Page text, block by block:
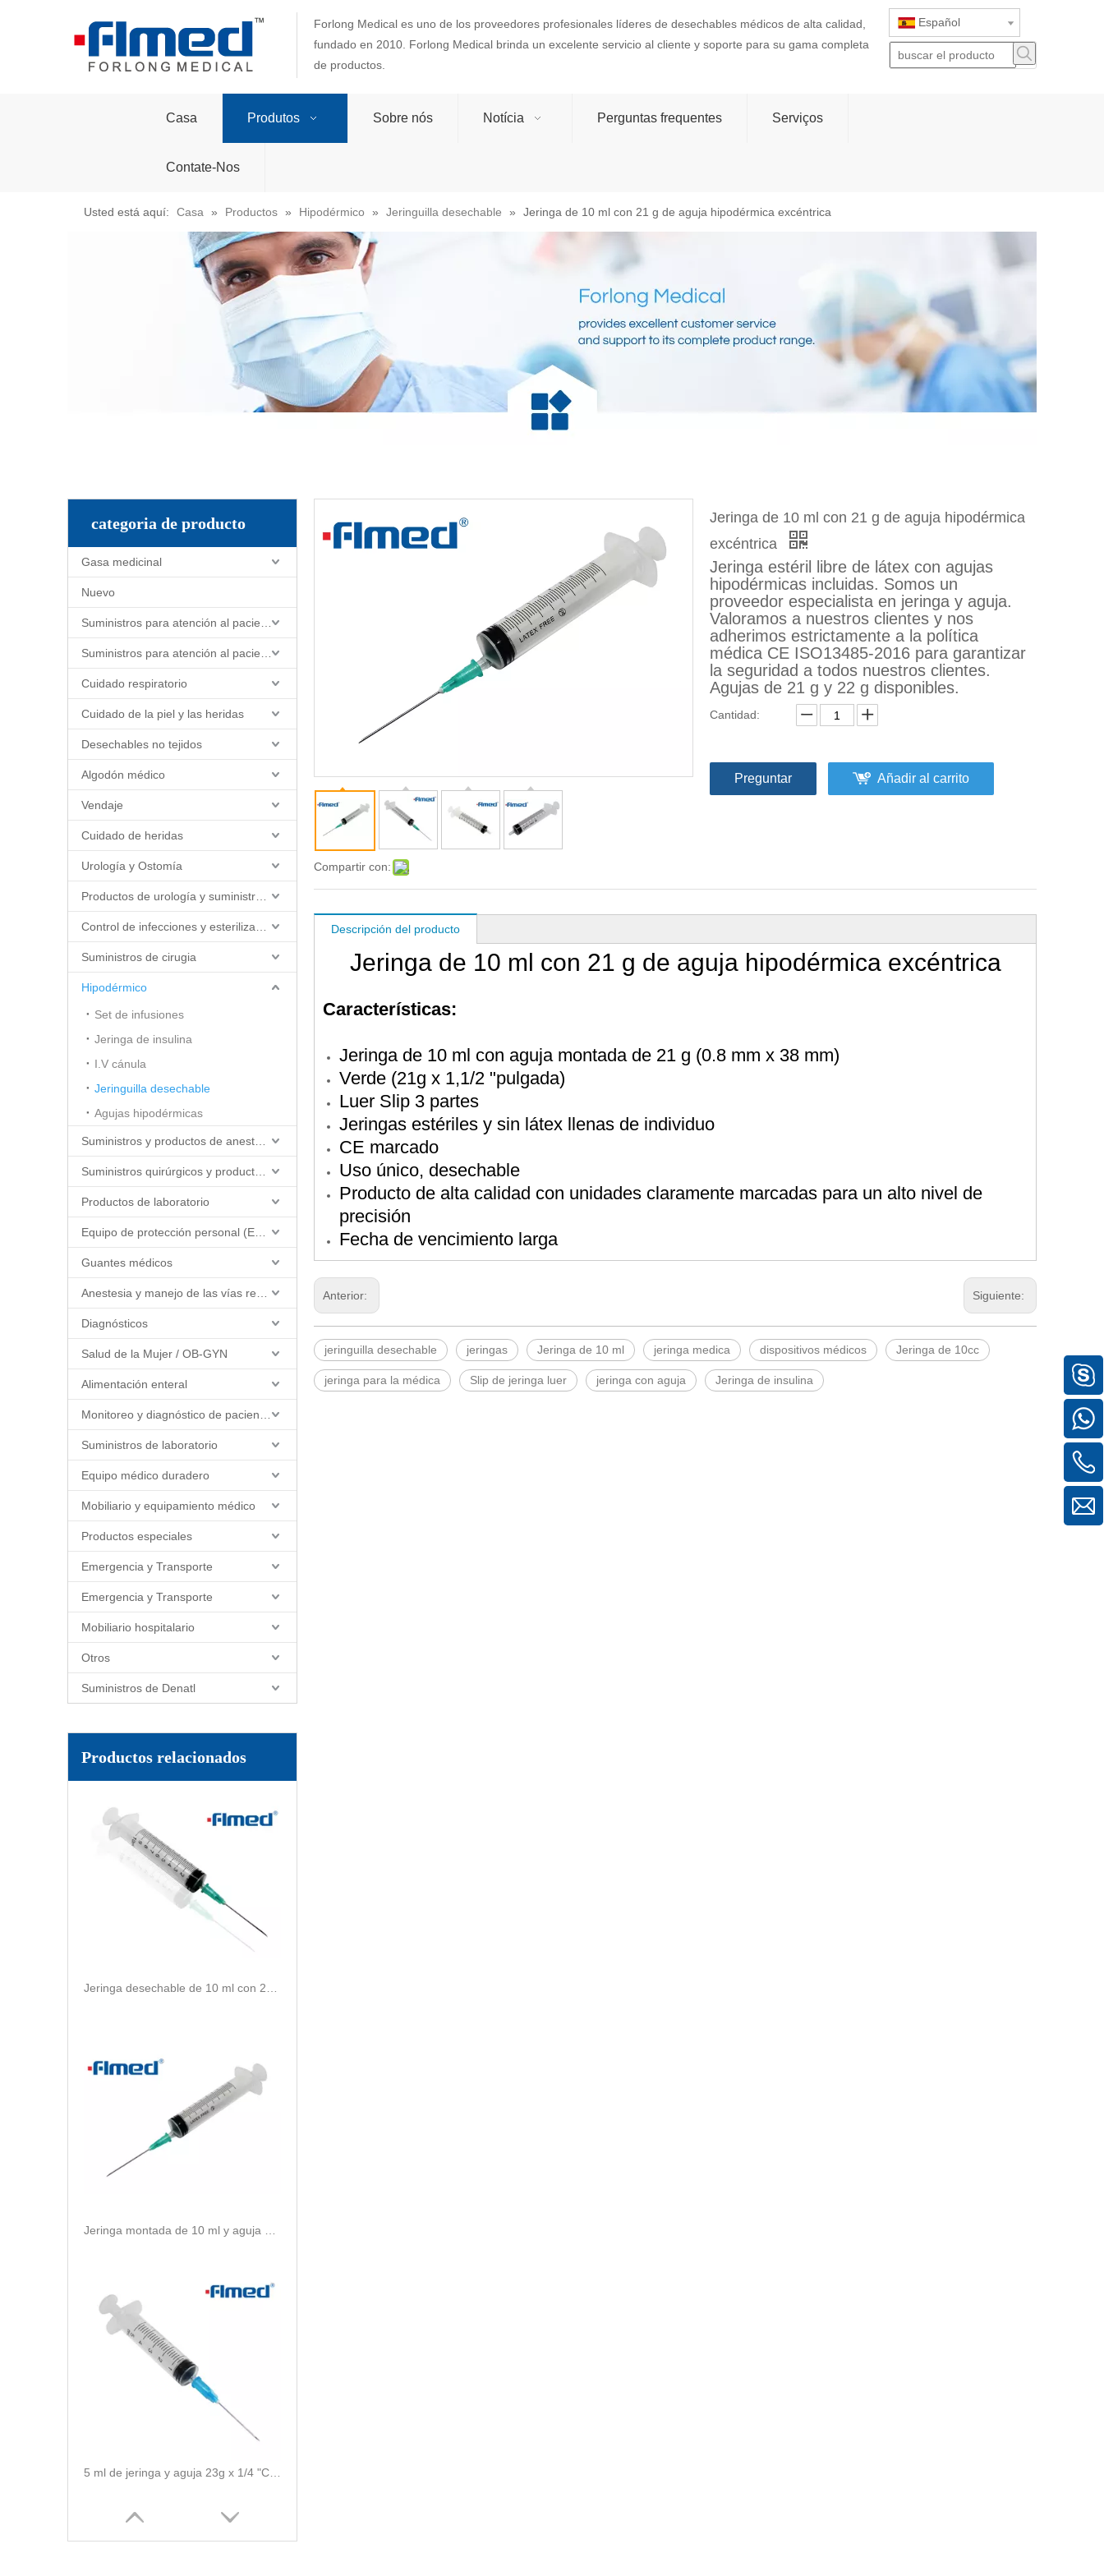
Forlong Medical es uno de los proveedores profesionales líderes de desechables médicos de alta calidad,
fundado en 2010. Forlong Medical brinda un excelente servicio al cliente y soporte para su gama completa
de productos.
Español
Casa Produtos Sobre nós Notícia Perguntas frequentes Serviços
Contate-Nos
Usted está aquí: Casa » Productos » Hipodérmico » Jeringuilla desechable » Jeringa de 10 ml con 21 g de aguja hipodérmica excéntrica
categoria de producto
Gasa medicinal
Nuevo
Cuidado respiratorio
Cuidado de la piel y las heridas
Desechables no tejidos
Algodón médico
Vendaje
Cuidado de heridas
Urología y Ostomía
Suministros de cirugia
Hipodérmico
Set de infusiones
Jeringa de insulina
I.V cánula
Jeringuilla desechable
Agujas hipodérmicas
Productos de laboratorio
Guantes médicos
Diagnósticos
Salud de la Mujer / OB-GYN
Alimentación enteral
Suministros de laboratorio
Equipo médico duradero
Mobiliario y equipamiento médico
Productos especiales
Emergencia y Transporte
Emergencia y Transporte
Mobiliario hospitalario
Otros
Suministros de Denatl
Productos relacionados
Compartir con:
Jeringa de 10 ml con 21 g de aguja hipodérmica
excéntrica
Jeringa estéril libre de látex con agujas
hipodérmicas incluidas. Somos un
proveedor especialista en jeringa y aguja.
Valoramos a nuestros clientes y nos
adherimos estrictamente a la política
médica CE ISO13485-2016 para garantizar
la seguridad a todos nuestros clientes.
Agujas de 21 g y 22 g disponibles.
Cantidad:
Preguntar Añadir al carrito
Descripción del producto
Jeringa de 10 ml con 21 g de aguja hipodérmica excéntrica
Características:
Jeringa de 10 ml con aguja montada de 21 g (0.8 mm x 38 mm)
Verde (21g x 1,1/2 "pulgada)
Luer Slip 3 partes
Jeringas estériles y sin látex llenas de individuo
CE marcado
Uso único, desechable
Producto de alta calidad con unidades claramente marcadas para un alto nivel de
precisión
Fecha de vencimiento larga
Anterior: Siguiente:
jeringuilla desechable jeringas Jeringa de 10 ml jeringa medica dispositivos médicos Jeringa de 10cc
jeringa para la médica Slip de jeringa luer jeringa con aguja Jeringa de insulina